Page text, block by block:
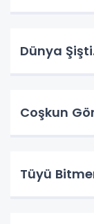
Dünya
Coşkun
Tüyü